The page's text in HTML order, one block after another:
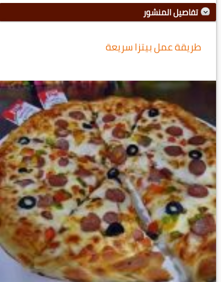
تفاصيل المنشور
طريقة عمل بيتزا سريعة